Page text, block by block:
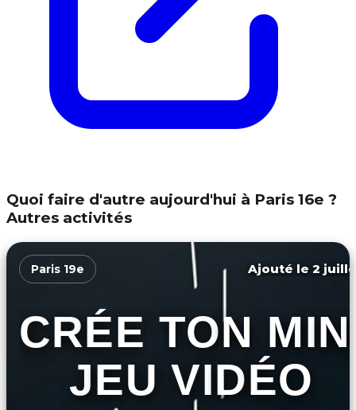
Quoi faire d'autre aujourd'hui à Paris 16e ?
Autres activités
Paris 19e Ajouté le 2
CRÉE TON
JEU VIDÉO